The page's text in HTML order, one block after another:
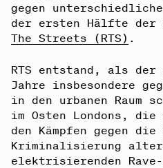
gegen
der ersten Hälfte der
The Streets (RTS) .
RTS entstand, als
Jahre insbesondere
in den urbanen Raum
im Osten Londons,
den Kämpfen gegen
Kriminalisierung
elektrisierenden